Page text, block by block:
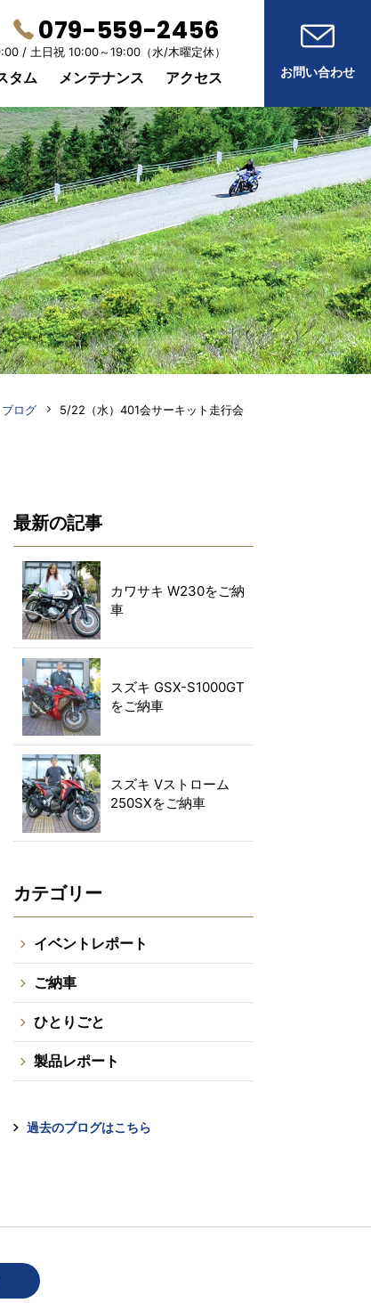
079-559-2456
/ 土日祝 10:00～19:00（水/木曜定休）
タム メンテナンス アクセス お問い合わせ
ブログ 5/22（水）401会サーキット走行会
最新の記事
カワサキ W230をご納
車
スズキ GSX-S1000GT
をご納車
スズキ Vストローム
250SXをご納車
カテゴリー
イベントレポート
ご納車
ひとりごと
製品レポート
過去のブログはこちら